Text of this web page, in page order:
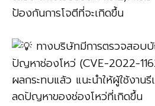
ป้องกันการโจตีที่จะเกิดขึ้น
ทางบริษัทมีการตรวจสอบ
ปัญหาช่องโหว่ (CVE-2022-
ผลกระทบแล้ว แนะนำให้ผู้ใช้งาน
ลดปัญหาของช่องโหว่ที่เกิดขึ้น